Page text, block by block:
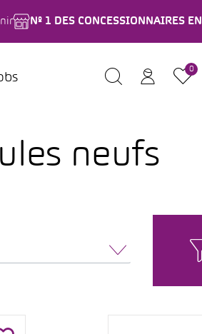
Nº 1 DES CONCESSIONNAIRES
0
neufs